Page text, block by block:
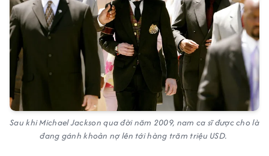
Sau khi Michael Jackson qua đời năm 2009, nam ca sĩ được cho là
đang gánh khoản nợ lên tới hàng trăm triệu USD.